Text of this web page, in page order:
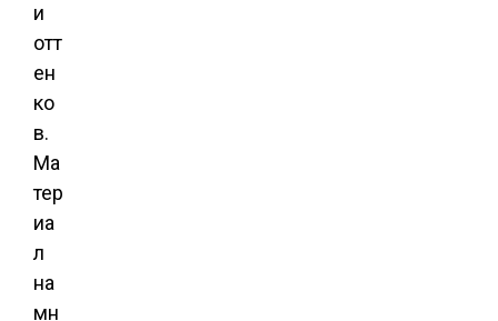
и
отт
ен
ко
в.
Ма
тер
иа
л
на
мн